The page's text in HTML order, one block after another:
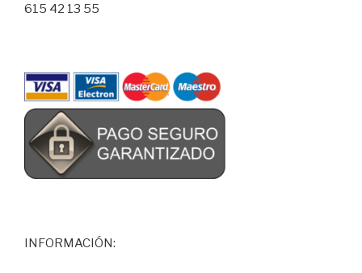
615 42 13 55
INFORMACIÓN: